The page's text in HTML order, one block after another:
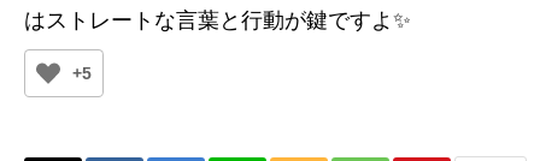
はストレートな言葉と行動が鍵ですよ✨
+5